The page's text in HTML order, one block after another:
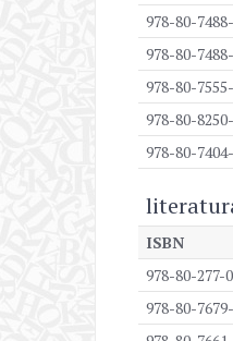
978-80-
978-80-
978-80-
978-80-
978-80-
ISBN
978-80-277-
978-80-